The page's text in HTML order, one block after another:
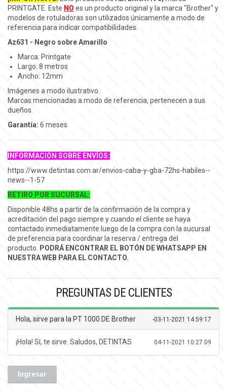
PRINTGATE. Este NO es un producto original y la marca "Brother" y
modelos de rotuladoras son utilizados únicamente a modo de
referencia para indicar compatibilidades.
Az631 - Negro sobre Amarillo
Marca: Printgate
Largo: 8 metros
Ancho: 12mm
Imágenes a modo ilustrativo.
Marcas mencionadas a modo de referencia, pertenecen a sus
dueños.
Garantía: 6 meses
INFORMACIÓN SOBRE ENVÍOS:
https://www.detintas.com.ar/envios-caba-y-gba-72hs-habiles--
news--1-57
RETIRO POR SUCURSAL:
Disponible 48hs a partir de la confirmación de la compra y
acreditación del pago siempre y cuando el cliente se haya
contactado inmediatamente luego de la compra con la sucursal
de preferencia para coordinar la reserva / entrega del
producto.
PODRÁ ENCONTRAR EL BOTÓN DE WHATSAPP EN
NUESTRA WEB PARA EL CONTACTO.
PREGUNTAS DE CLIENTES
Hola, sirve para la PT 1000 DE Brother -03-11-2021 14:59:17
04-11-2021 10:27:09
¡Hola! Sí, te sirve. Saludos, DETINTAS
Ingresar